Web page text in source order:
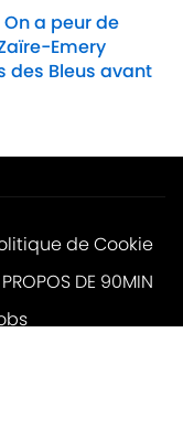
On a peur de
Emery
des Bleus avant
de Cookie
DE 90MIN